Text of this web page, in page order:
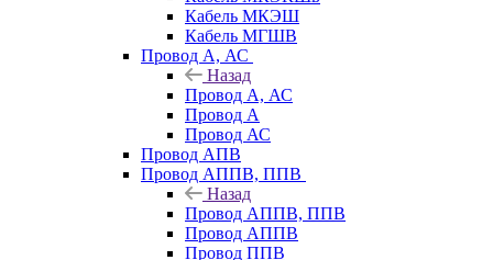
Кабель МКЭШ
Кабель МГШВ
Провод А, АС
Назад
Провод А, АС
Провод А
Провод АС
Провод АПВ
Провод АППВ, ППВ
Назад
Провод АППВ, ППВ
Провод АППВ
Провод ППВ